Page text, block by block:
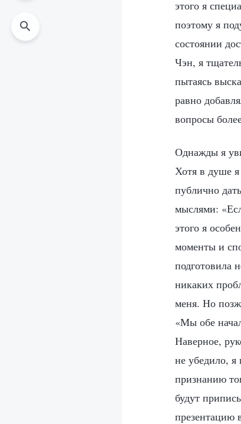
этого я
поэтому я
состоянии
Чэн, я
пытаясь
равно
вопросы
Однажды я
Хотя в душе
публично
мыслями:
этого я
моменты и
подготовила
никаких
меня. Но
«Мы обе
Наверное,
не убедило, я
признанию
будут
презентацию